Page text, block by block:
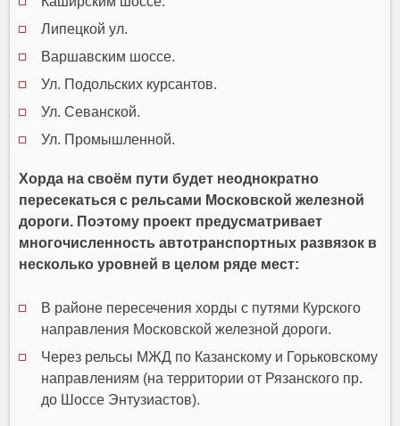
Липецкой ул.
Варшавским шоссе.
Ул. Подольских курсантов.
Ул. Севанской.
Ул. Промышленной.
Хорда на своём пути будет неоднократно
пересекаться с рельсами Московской железной
дороги. Поэтому проект предусматривает
многочисленность автотранспортных развязок в
несколько уровней в целом ряде мест:
В районе пересечения хорды с путями Курского
направления Московской железной дороги.
Через рельсы МЖД по Казанскому и Горьковскому
направлениям (на территории от Рязанского пр.
до Шоссе Энтузиастов).